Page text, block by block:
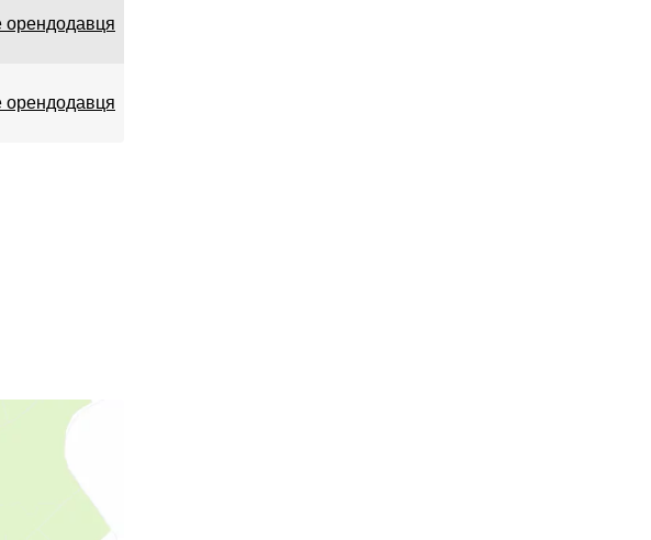
орендодавця
орендодавця